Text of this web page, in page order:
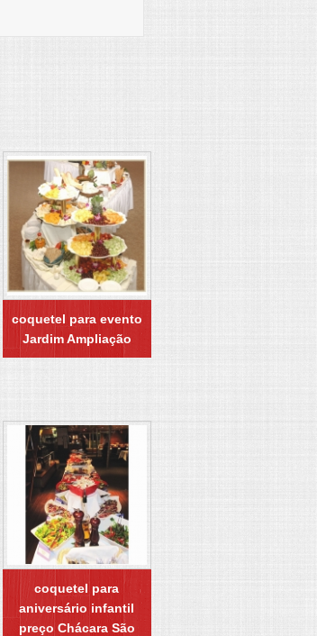
coquetel para evento
Jardim Ampliação
coquetel para
aniversário infantil
preço Chácara São